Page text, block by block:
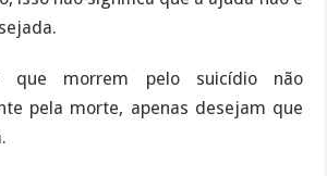
que morrem pelo suicídio não
pela morte, apenas desejam que